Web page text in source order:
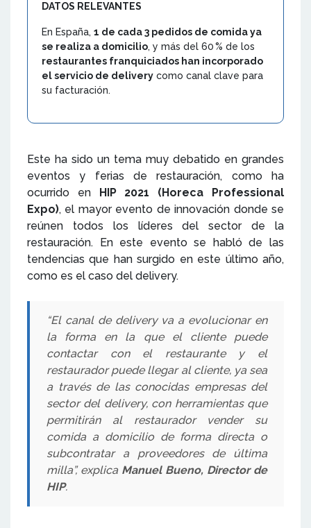
DATOS RELEVANTES
En España, 1 de cada 3 pedidos de comida ya
se realiza a domicilio, y más del 60 % de los
restaurantes franquiciados han incorporado
el servicio de delivery como canal clave para
su facturación.
Este ha sido un tema muy debatido en grandes
eventos y ferias de restauración, como ha
ocurrido en HIP 2021 (Horeca Professional
Expo), el mayor evento de innovación donde se
reúnen todos los líderes del sector de la
restauración. En este evento se habló de las
tendencias que han surgido en este último año,
como es el caso del delivery.
“El canal de delivery va a evolucionar en
la forma en la que el cliente puede
contactar con el restaurante y el
restaurador puede llegar al cliente, ya sea
a través de las conocidas empresas del
sector del delivery, con herramientas que
permitirán al restaurador vender su
comida a domicilio de forma directa o
subcontratar a proveedores de última
milla”, explica Manuel Bueno, Director de
HIP.